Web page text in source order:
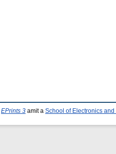
EPrints 3 amit a School of Electronics